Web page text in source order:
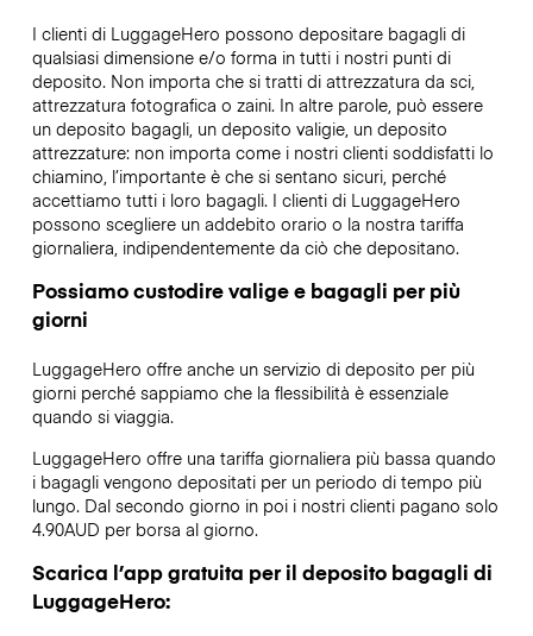
I clienti di LuggageHero possono depositare bagagli di
qualsiasi dimensione e/o forma in tutti i nostri punti di
deposito. Non importa che si tratti di attrezzatura da sci,
attrezzatura fotografica o zaini. In altre parole, può essere
un deposito bagagli, un deposito valigie, un deposito
attrezzature: non importa come i nostri clienti soddisfatti lo
chiamino, l’importante è che si sentano sicuri, perché
accettiamo tutti i loro bagagli. I clienti di LuggageHero
possono scegliere un addebito orario o la nostra tariffa
giornaliera, indipendentemente da ciò che depositano.
Possiamo custodire valige e bagagli per più
giorni
LuggageHero offre anche un servizio di deposito per più
giorni perché sappiamo che la flessibilità è essenziale
quando si viaggia.
LuggageHero offre una tariffa giornaliera più bassa quando
i bagagli vengono depositati per un periodo di tempo più
lungo. Dal secondo giorno in poi i nostri clienti pagano solo
4.90AUD per borsa al giorno.
Scarica l’app gratuita per il deposito bagagli di
LuggageHero: